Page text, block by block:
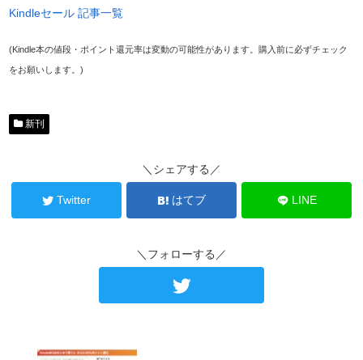
Kindleセール 記事一覧
(Kindle本の値段・ポイント還元率は変動の可能性があります。購入前に必ずチェック
をお願いします。)
新刊
＼シェアする／
Twitter はてブ LINE
＼フォローする／